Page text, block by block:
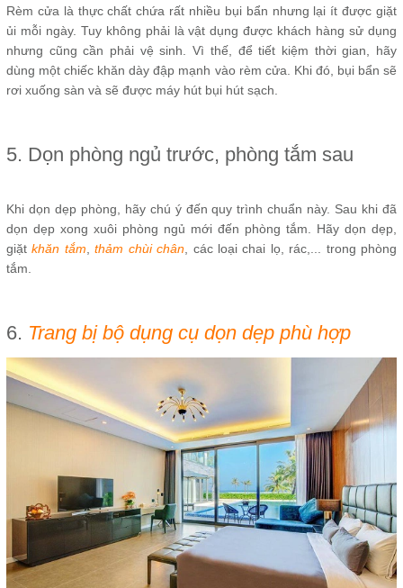
Rèm cửa là thực chất chứa rất nhiều bụi bẩn nhưng lại ít được giặt
ủi mỗi ngày. Tuy không phải là vật dụng được khách hàng sử dụng
nhưng cũng cần phải vệ sinh. Vì thế, để tiết kiệm thời gian, hãy
dùng một chiếc khăn dày đập mạnh vào rèm cửa. Khi đó, bụi bẩn sẽ
rơi xuống sàn và sẽ được máy hút bụi hút sạch.
5. Dọn phòng ngủ trước, phòng tắm sau
Khi dọn dẹp phòng, hãy chú ý đến quy trình chuẩn này. Sau khi đã
dọn dẹp xong xuôi phòng ngủ mới đến phòng tắm. Hãy dọn dẹp,
giặtkhăn tắm thảm chùi chân , các loại chai lọ, rác,... trong phòng
tắm.
6. Trang bị bộ dụng cụ dọn dẹp phù hợp